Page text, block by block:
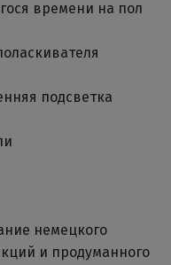
времени на пол
подсветка
немецкого
и продуманного